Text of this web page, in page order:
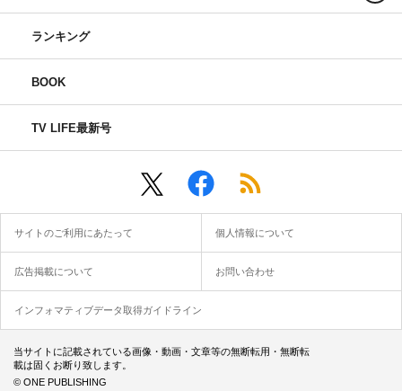
ランキング
BOOK
TV LIFE最新号
サイトのご利用にあたって 個人情報について
広告掲載について お問い合わせ
インフォマティブデータ取得ガイドライン
当サイトに記載されている画像・動画・文章等の無断転用・無断転
載は固くお断り致します。
© ONE PUBLISHING